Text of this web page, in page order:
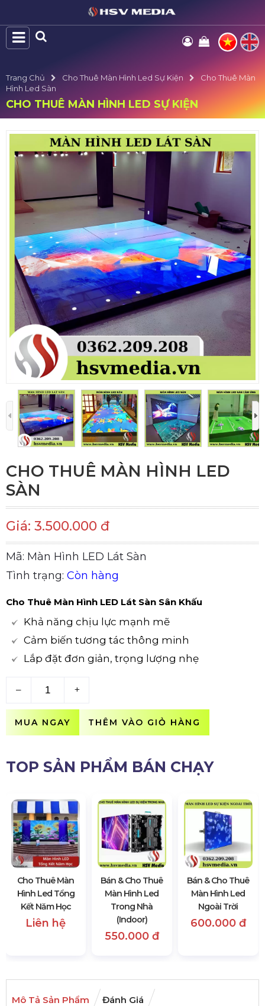
Trang Chủ Cho Thuê Màn Hình Led Sự Kiện
Cho Thuê Màn
Hình Led Sàn
CHO THUÊ MÀN HÌNH LED SỰ KIỆN
CHO THUÊ MÀN HÌNH LED
SÀN
Giá: 3.500.000 đ
Mã: Màn Hình LED Lát Sàn
Tình trạng: Còn hàng
Cho Thuê Màn Hình LED Lát Sàn Sân Khấu
Khả năng chịu lực mạnh mẽ
Cảm biến tương tác thông minh
Lắp đặt đơn giản, trọng lượng nhẹ
– +
MUA NGAY THÊM VÀO GIỎ HÀNG
TOP SẢN PHẨM BÁN CHẠY
Cho Thuê Màn
Hình Led Tổng
Kết Năm Học
Liên hệ
Bán & Cho Thuê
Màn Hình Led
Trong Nhà
(Indoor)
550.000 đ
Bán & Cho Thuê
Màn Hình Led
Ngoài Trời
600.000 đ
Mô Tả Sản Phẩm Đánh Giá